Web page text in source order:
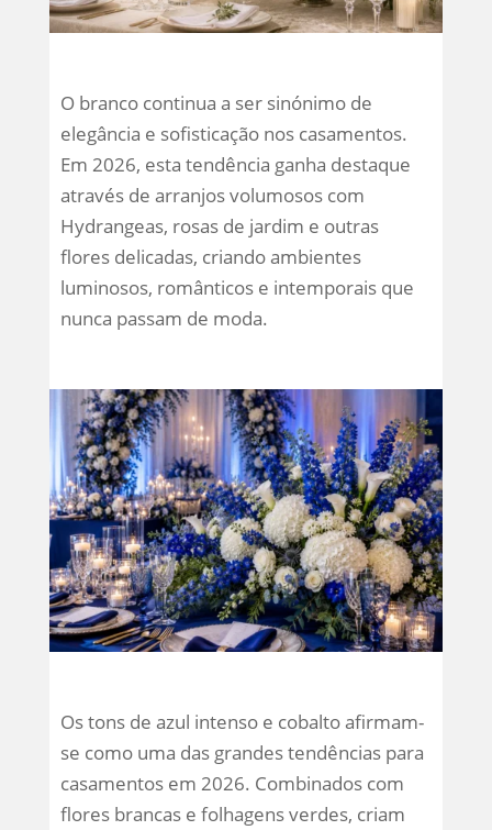
O branco continua a ser sinónimo de
elegância e sofisticação nos casamentos.
Em 2026, esta tendência ganha destaque
através de arranjos volumosos com
Hydrangeas, rosas de jardim e outras
flores delicadas, criando ambientes
luminosos, românticos e intemporais que
nunca passam de moda.
Os tons de azul intenso e cobalto afirmam-
se como uma das grandes tendências para
casamentos em 2026. Combinados com
flores brancas e folhagens verdes, criam